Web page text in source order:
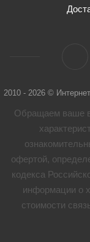
2010 - 2026 ©
Обращаем ваше
офертой,
кодекса
информации о
стоимости